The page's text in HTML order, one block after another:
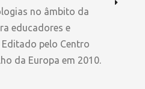
no âmbito da
educadores e
pelo Centro
da Europa em 2010.